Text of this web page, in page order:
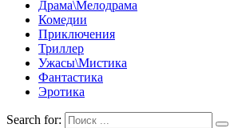
Драма\Мелодрама
Комедии
Приключения
Триллер
Ужасы\Мистика
Фантастика
Эротика
Search for: